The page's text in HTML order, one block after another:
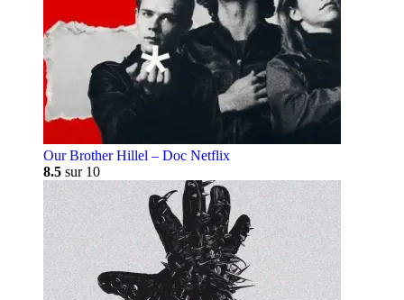
Our Brother Hillel – Doc Netflix
8.5 sur 10